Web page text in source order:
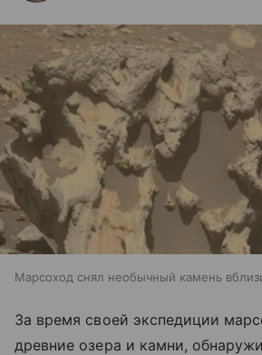
Марсоход снял необычный камень
За время своей экспедиции
древние озера и камни,